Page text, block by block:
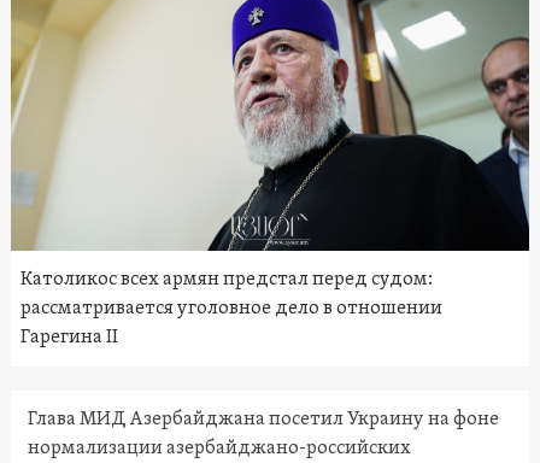
Католикос всех армян предстал перед судом:
рассматривается уголовное дело в отношении
Гарегина II
Глава МИД Азербайджана посетил Украину на фоне
нормализации азербайджано-российских